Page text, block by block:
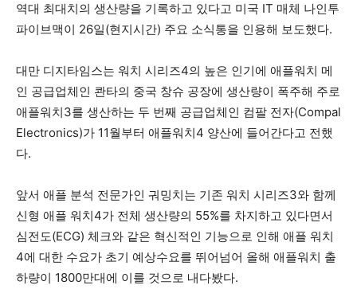
역대 최대치의 생산량을 기록하고 있다고 미국 IT 매체 나인투
파이브맥이 26일(현지시간) 주요 소식통을 인용해 보도했다.
대만 디지타임스는 워치 시리즈4의 높은 인기에 애플워치 메
인 공급업체인 콴타의 중국 창슈 공장에 생산량이 폭주해 주로
애플워치3를 생산하는 두 번째 공급업체인 컴팔 전자(Compal
Electronics)가 11월부터 애플워치4 양산에 들어간다고 전했
다.
앞서 애플 분석 전문가인 궈밍치는 기존 워치 시리즈3와 함께
신형 애플 워치4가 전체 생산량의 55%를 차지하고 있다면서
심전도(ECG) 체크와 같은 혁신적인 기능으로 인해 애플 워치
4에 대한 수요가 초기 예상수요를 뛰어넘어 올해 애플워치 출
하량이 1800만대에 이를 것으로 내다봤다.